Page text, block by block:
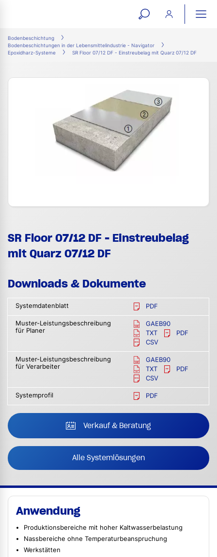
open
form
Bodenbeschichtung
Bodenbeschichtungen in der Lebensmittelindustrie - Navigator
Epoxidharz-Systeme
SR Floor 07/12 DF - Einstreubelag mit Quarz 07/12 DF
SR Floor 07/12 DF - Einstreubelag
mit Quarz 07/12 DF
Downloads & Dokumente
Systemdatenblatt PDF
Muster-Leistungsbeschreibung
für Planer
GAEB90
TXT
PDF
CSV
Muster-Leistungsbeschreibung
für Verarbeiter
GAEB90
TXT
PDF
CSV
Systemprofil PDF
Verkauf & Beratung
Alle Systemlösungen
Anwendung
Produktionsbereiche mit hoher Kaltwasserbelastung
Nassbereiche ohne Temperaturbeanspruchung
Werkstätten